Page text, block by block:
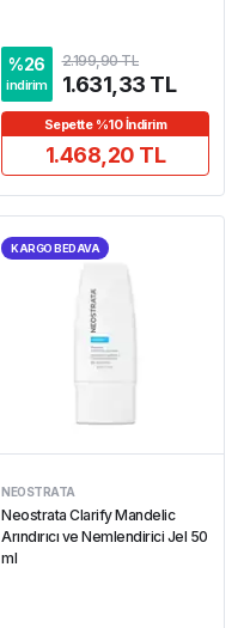
%26
indirim
2.199,90 TL
1.631,33 TL
Sepette %10 İndirim
1.468,20 TL
KARGO BEDAVA
NEOSTRATA
Neostrata Clarify Mandelic
Arındırıcı ve Nemlendirici Jel 50
ml